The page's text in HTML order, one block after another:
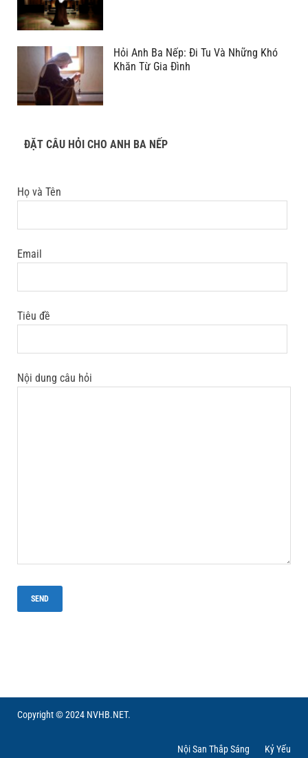
Hỏi Anh Ba Nếp: Đi Tu Và Những Khó
Khăn Từ Gia Đình
ĐẶT CÂU HỎI CHO ANH BA NẾP
Họ và Tên
Email
Tiêu đề
Nội dung câu hỏi
Copyright © 2024 NVHB.NET.
Nội San Thắp Sáng Kỷ Yếu